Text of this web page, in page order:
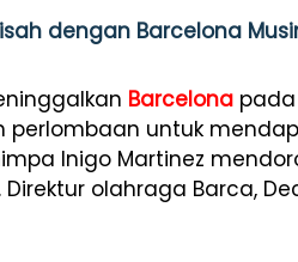
dengan Barcelona
Barcelona
perlombaan untuk
Inigo Martinez
Direktur olahraga Barca,